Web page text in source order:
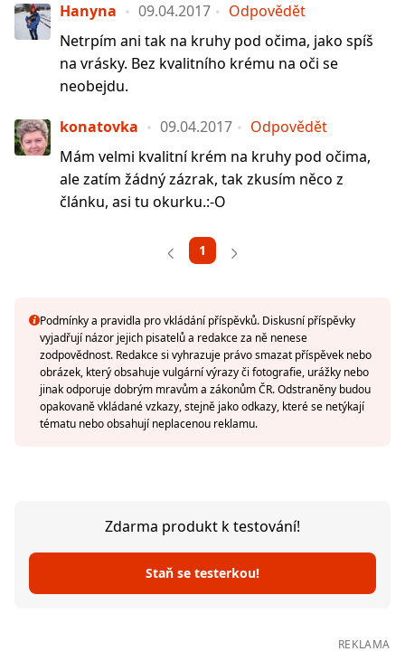
Hanyna 09.04.2017
Odpovědět
Netrpím ani tak na kruhy pod očima, jako spíš
na vrásky. Bez kvalitního krému na oči se
neobejdu.
konatovka 09.04.2017
Odpovědět
Mám velmi kvalitní krém na kruhy pod očima,
ale zatím žádný zázrak, tak zkusím něco z
článku, asi tu okurku.:-O
1
Podmínky a pravidla pro vkládání příspěvků. Diskusní příspěvky
vyjadřují názor jejich pisatelů a redakce za ně nenese
zodpovědnost. Redakce si vyhrazuje právo smazat příspěvek nebo
obrázek, který obsahuje vulgární výrazy či fotografie, urážky nebo
jinak odporuje dobrým mravům a zákonům ČR. Odstraněny budou
opakovaně vkládané vzkazy, stejně jako odkazy, které se netýkají
tématu nebo obsahují neplacenou reklamu.
Zdarma produkt k testování!
Staň se testerkou!
REKLAMA